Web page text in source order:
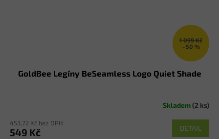
1 099 Kč
–50 %
GoldBee Legíny BeSeamless Logo Quiet Shade
Skladem(2 ks)
453,72 Kč bez DPH
549 Kč DETAIL